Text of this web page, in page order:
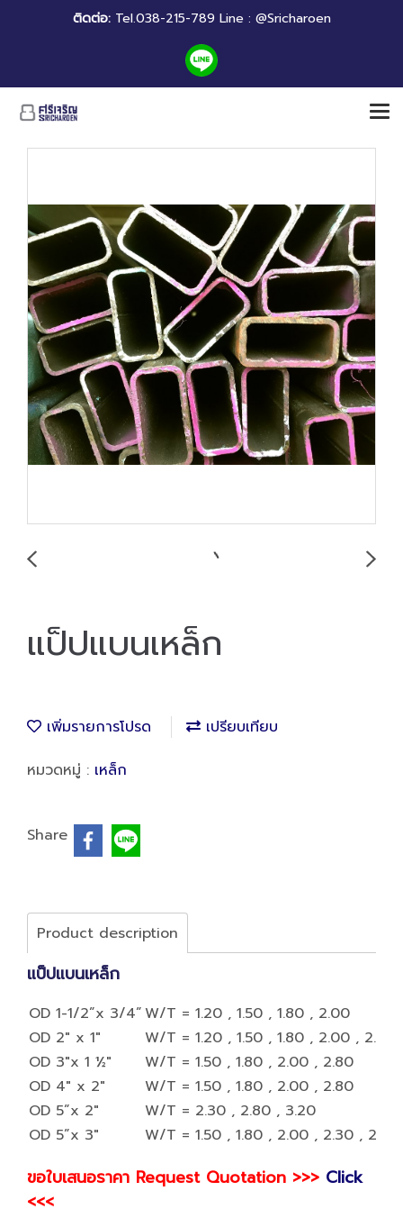
ติดต่อ:Tel.038-215-789 Line : @Sricharoen
แป็ปแบนเหล็ก
เพิ่มรายการโปรด
เปรียบเทียบ
หมวดหมู่ : เหล็ก
Share
Product description
แป็ปแบนเหล็ก
OD 1-1/2”x 3/4” W/T = 1.20 , 1.50 , 1.80 , 2.00
OD 2" x 1"
W/T = 1.20 , 1.50 , 1.80 , 2.00 ,
OD 3"x 1 ½"
W/T = 1.50 , 1.80 , 2.00 , 2.80
OD 4" x 2"
W/T = 1.50 , 1.80 , 2.00 , 2.80
OD 5”x 2"
W/T = 2.30 , 2.80 , 3.20
OD 5”x 3"
W/T = 1.50 , 1.80 , 2.00 , 2.30 ,
ขอใบเสนอราคา Request Quotation >>> Click
<<<